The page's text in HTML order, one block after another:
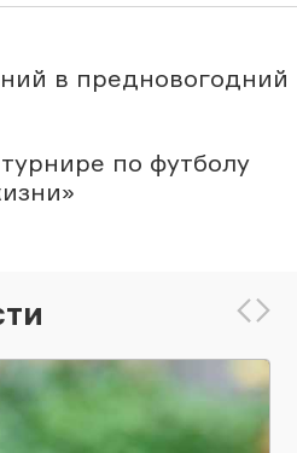
в предновогодний
по футболу